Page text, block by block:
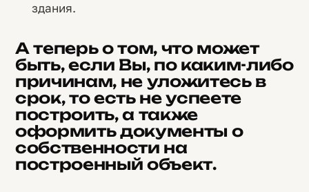
здания.
А теперь о том, что может
быть, если Вы, по каким-либо
причинам, не уложитесь в
срок, то есть не успеете
построить, а также
оформить документы о
собственности на
построенный объект.